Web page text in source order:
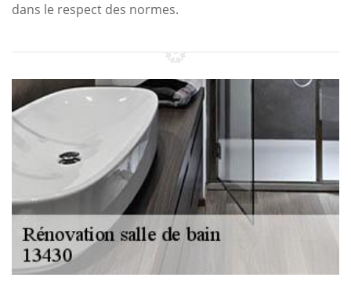
dans le respect des normes.